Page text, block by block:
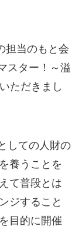
担当のもと会
スター！～溢
ただきまし
しての人財の
養うことを
て普段とは
ジすること
目的に開催